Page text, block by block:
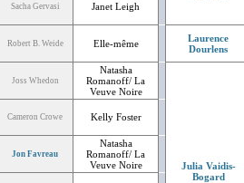
Sacha Gervasi Janet Leigh
Robert B. Weide Elle-même
Laurence
Dourlens
Joss Whedon
Natasha
Romanoff/ La
Veuve Noire
Julia Vaidis-
Bogard
Cameron Crowe Kelly Foster
Jon Favreau
Natasha
Romanoff/ La
Veuve Noire